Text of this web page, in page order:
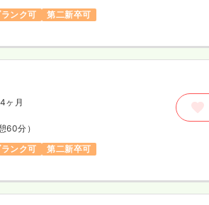
ンク可
第二新卒可
ヶ月
60分）
ンク可
第二新卒可